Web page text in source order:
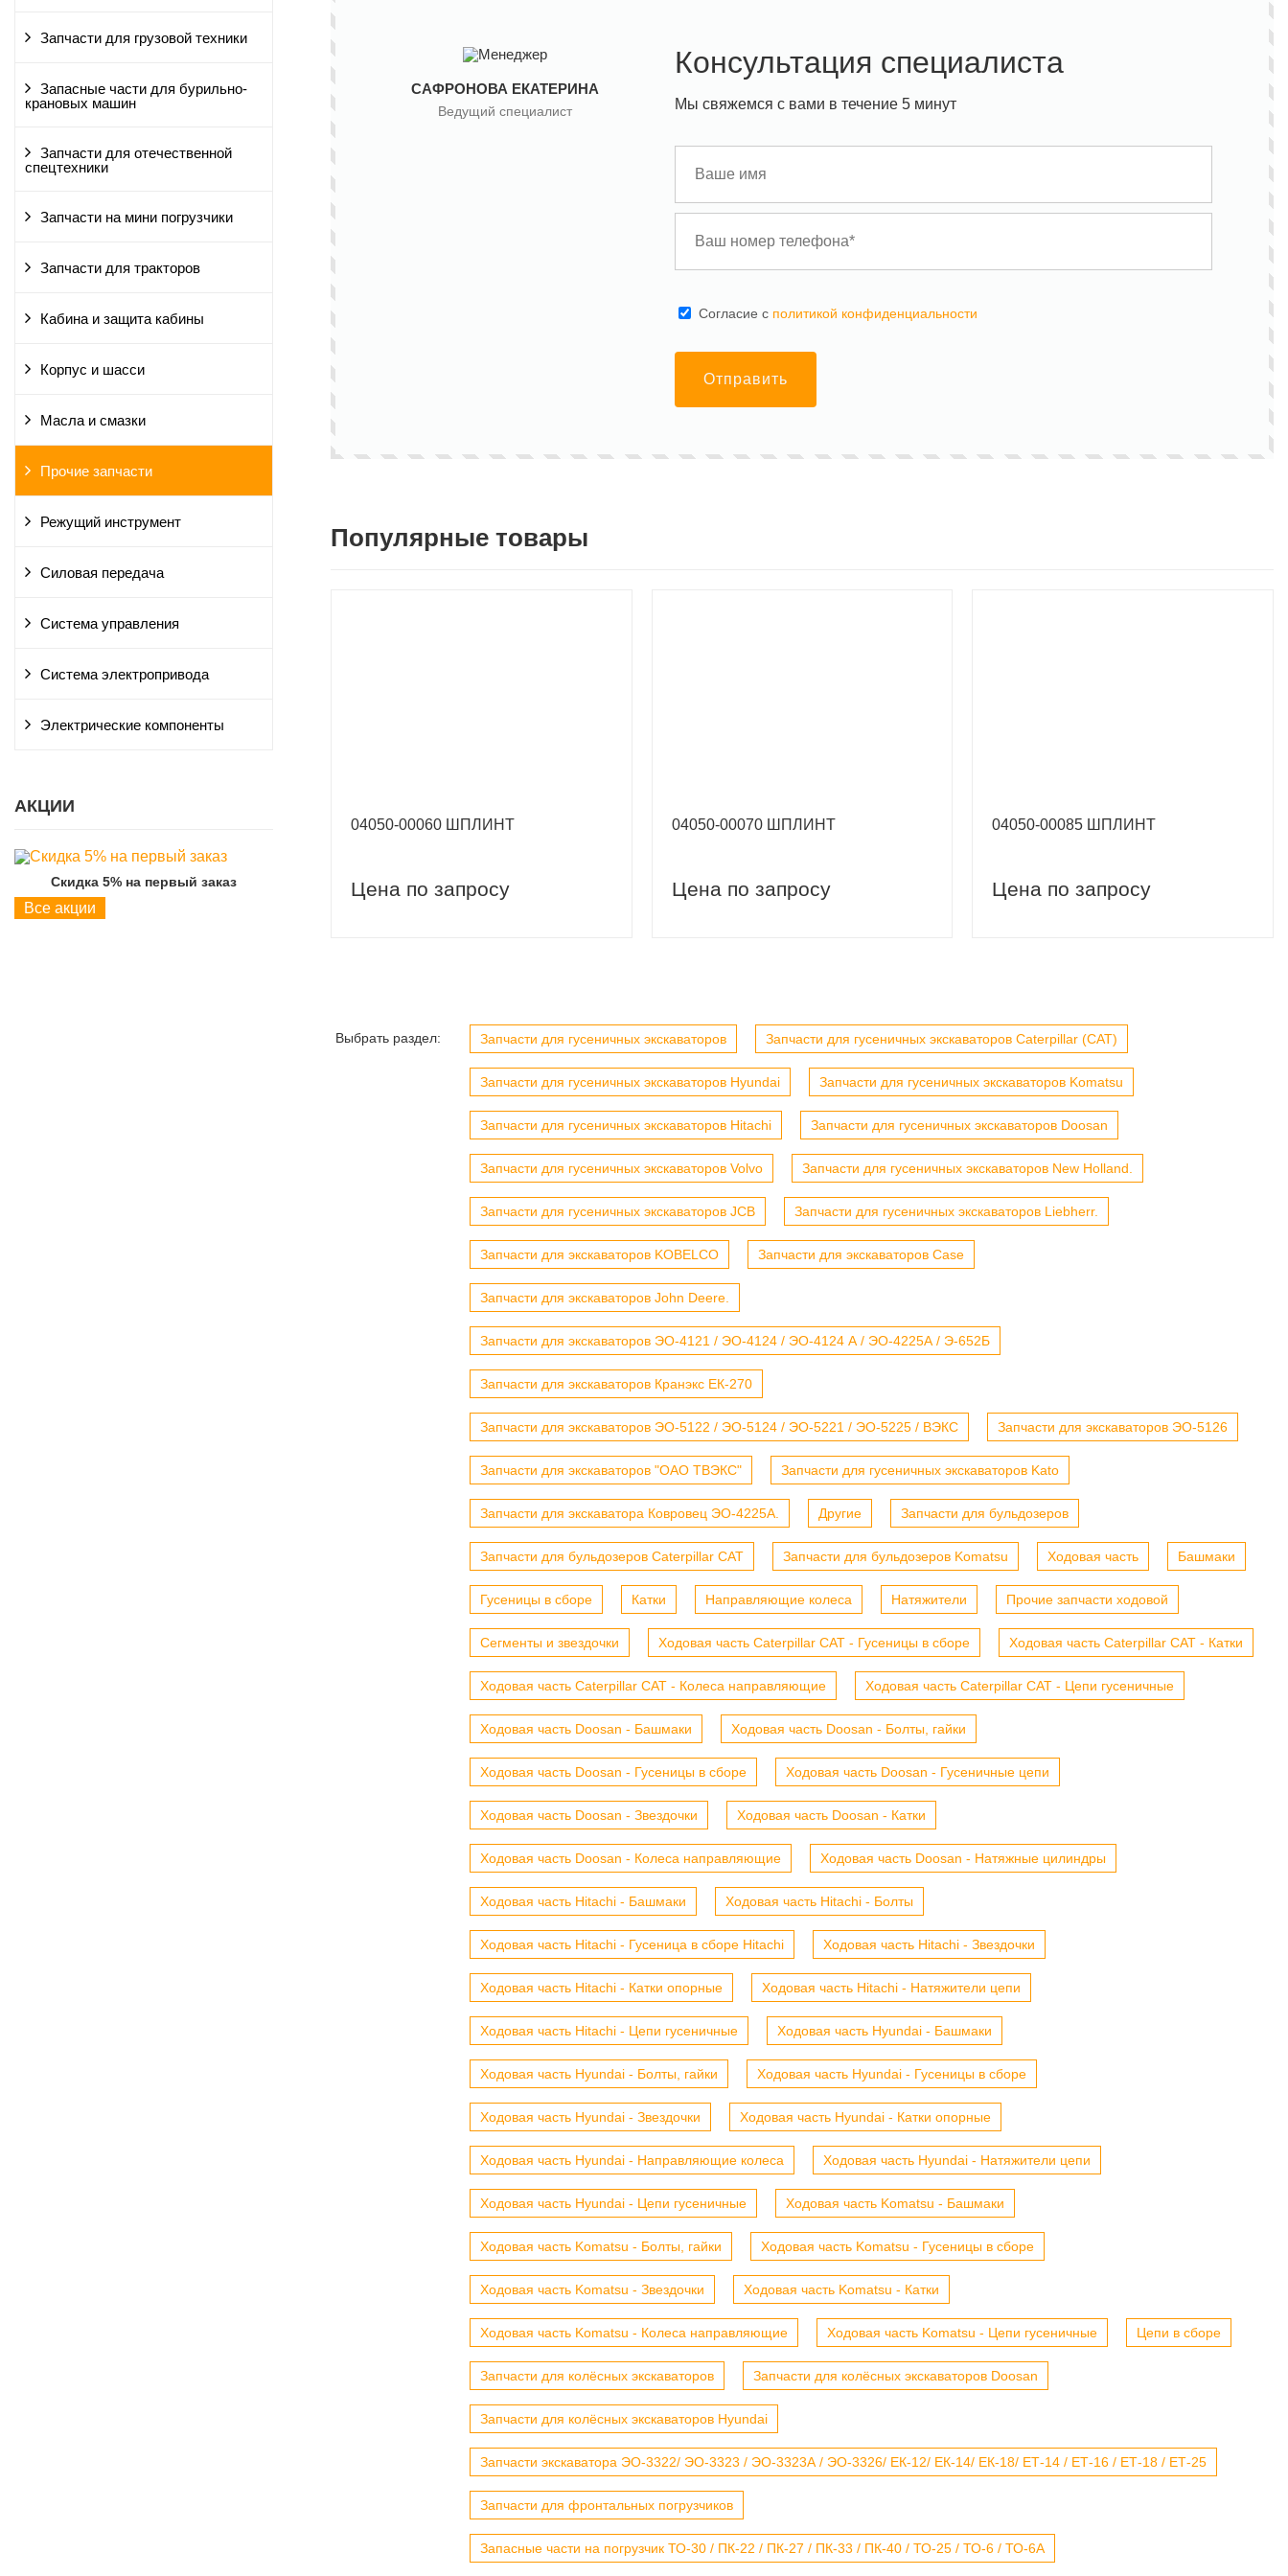
Запчасти для грузовой техники
Запасные части для бурильно-
крановых машин
Запчасти для отечественной
спецтехники
Запчасти на мини погрузчики
Запчасти для тракторов
Кабина и защита кабины
Корпус и шасси
Масла и смазки
Прочие запчасти
Режущий инструмент
Силовая передача
Система управления
Система электропривода
Электрические компоненты
АКЦИИ
Скидка 5% на первый заказ Скидка 5% на первый заказ Скидка 5% на первый заказ
Все акции
САФРОНОВА ЕКАТЕРИНА
Ведущий специалист
Консультация специалиста
Мы свяжемся с вами в течение 5 минут
Cогласие с политикой конфиденциальности
Отправить
Популярные товары
04050-00060 ШПЛИНТ
Цена по запросу
04050-00070 ШПЛИНТ
Цена по запросу
04050-00085 ШПЛИНТ
Цена по запросу
Выбрать раздел: Запчасти для гусеничных экскаваторов Запчасти для гусеничных экскаваторов Caterpillar (CAT)
Запчасти для гусеничных экскаваторов Hyundai Запчасти для гусеничных экскаваторов Komatsu
Запчасти для гусеничных экскаваторов Hitachi Запчасти для гусеничных экскаваторов Doosan
Запчасти для гусеничных экскаваторов Volvo Запчасти для гусеничных экскаваторов New Holland.
Запчасти для гусеничных экскаваторов JCB Запчасти для гусеничных экскаваторов Liebherr.
Запчасти для экскаваторов KOBELCO Запчасти для экскаваторов Case
Запчасти для экскаваторов John Deere.
Запчасти для экскаваторов ЭО-4121 / ЭО-4124 / ЭО-4124 А / ЭО-4225А / Э-652Б
Запчасти для экскаваторов Кранэкс ЕК-270
Запчасти для экскаваторов ЭО-5122 / ЭО-5124 / ЭО-5221 / ЭО-5225 / ВЭКС Запчасти для экскаваторов ЭО-5126
Запчасти для экскаваторов "ОАО ТВЭКС" Запчасти для гусеничных экскаваторов Kato
Запчасти для экскаватора Ковровец ЭО-4225А. Другие Запчасти для бульдозеров
Запчасти для бульдозеров Caterpillar CAT Запчасти для бульдозеров Komatsu Ходовая часть Башмаки
Гусеницы в сборе Катки Направляющие колеса Натяжители Прочие запчасти ходовой
Сегменты и звездочки Ходовая часть Caterpillar CAT - Гусеницы в сборе Ходовая часть Caterpillar CAT - Катки
Ходовая часть Caterpillar CAT - Колеса направляющие Ходовая часть Caterpillar CAT - Цепи гусеничные
Ходовая часть Doosan - Башмаки Ходовая часть Doosan - Болты, гайки
Ходовая часть Doosan - Гусеницы в сборе Ходовая часть Doosan - Гусеничные цепи
Ходовая часть Doosan - Звездочки Ходовая часть Doosan - Катки
Ходовая часть Doosan - Колеса направляющие Ходовая часть Doosan - Натяжные цилиндры
Ходовая часть Hitachi - Башмаки Ходовая часть Hitachi - Болты
Ходовая часть Hitachi - Гусеница в сборе Hitachi Ходовая часть Hitachi - Звездочки
Ходовая часть Hitachi - Катки опорные Ходовая часть Hitachi - Натяжители цепи
Ходовая часть Hitachi - Цепи гусеничные Ходовая часть Hyundai - Башмаки
Ходовая часть Hyundai - Болты, гайки Ходовая часть Hyundai - Гусеницы в сборе
Ходовая часть Hyundai - Звездочки Ходовая часть Hyundai - Катки опорные
Ходовая часть Hyundai - Направляющие колеса Ходовая часть Hyundai - Натяжители цепи
Ходовая часть Hyundai - Цепи гусеничные Ходовая часть Komatsu - Башмаки
Ходовая часть Komatsu - Болты, гайки Ходовая часть Komatsu - Гусеницы в сборе
Ходовая часть Komatsu - Звездочки Ходовая часть Komatsu - Катки
Ходовая часть Komatsu - Колеса направляющие Ходовая часть Komatsu - Цепи гусеничные Цепи в сборе
Запчасти для колёсных экскаваторов Запчасти для колёсных экскаваторов Doosan
Запчасти для колёсных экскаваторов Hyundai
Запчасти экскаватора ЭО-3322/ ЭО-3323 / ЭО-3323А / ЭО-3326/ ЕК-12/ ЕК-14/ ЕК-18/ ЕТ-14 / ЕТ-16 / ЕТ-18 / ЕТ-25
Запчасти для фронтальных погрузчиков
Запасные части на погрузчик ТО-30 / ПК-22 / ПК-27 / ПК-33 / ПК-40 / ТО-25 / ТО-6 / ТО-6А